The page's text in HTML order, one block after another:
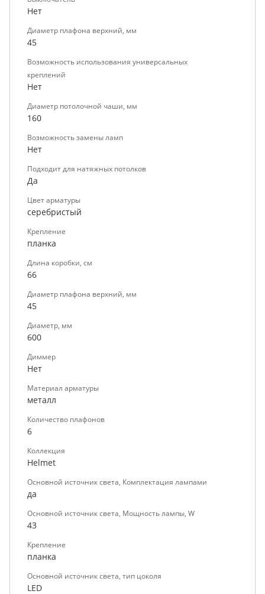
Нет
Диаметр плафона верхний, мм
45
Возможность использования универсальных
креплений
Нет
Диаметр потолочной чаши, мм
160
Возможность замены ламп
Нет
Подходит для натяжных потолков
Да
Цвет арматуры
серебристый
Крепление
планка
Длина коробки, см
66
Диаметр плафона верхний, мм
45
Диаметр, мм
600
Диммер
Нет
Материал арматуры
металл
Количество плафонов
6
Коллекция
Helmet
Основной источник света, Комплектация лампами
да
Основной источник света, Мощность лампы, W
43
Крепление
планка
Основной источник света, тип цоколя
LED